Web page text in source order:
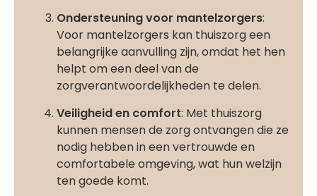
Ondersteuning voor mantelzorgers:
Voor mantelzorgers kan thuiszorg een
belangrijke aanvulling zijn, omdat het hen
helpt om een deel van de
zorgverantwoordelijkheden te delen.
Veiligheid en comfort: Met thuiszorg
kunnen mensen de zorg ontvangen die ze
nodig hebben in een vertrouwde en
comfortabele omgeving, wat hun welzijn
ten goede komt.